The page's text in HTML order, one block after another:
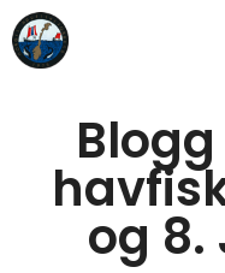
og 8.